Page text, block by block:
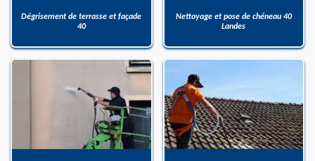
Dégrisement de terrasse et façade
40
Nettoyage et pose de chéneau 40
Landes